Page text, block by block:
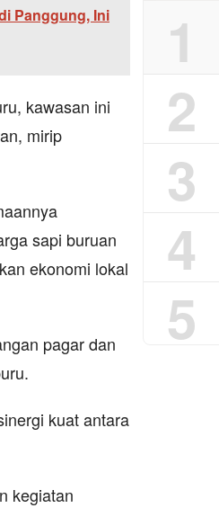
Panggung, Ini
kawasan ini
mirip
sapi buruan
ekonomi lokal
pagar dan
kuat antara
kegiatan
1
2
3
4
5